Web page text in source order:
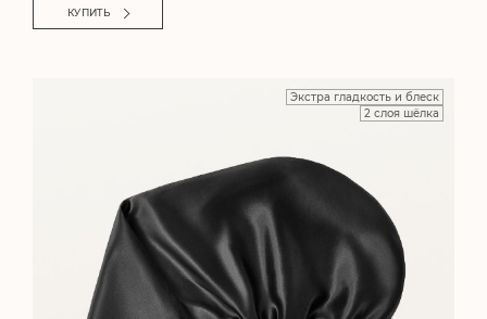
КУПИТЬ
Экстра гладкость и блеск
2 слоя шёлка